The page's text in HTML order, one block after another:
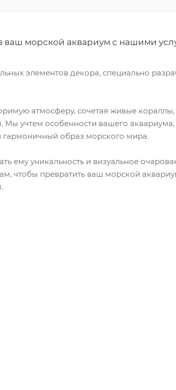
ваш морской аквариум с нашими
элементов декора, специально
атмосферу, сочетая живые
учтем особенности вашего
гармоничный образ морского мира.
ему уникальность и визуальное
чтобы превратить ваш морской